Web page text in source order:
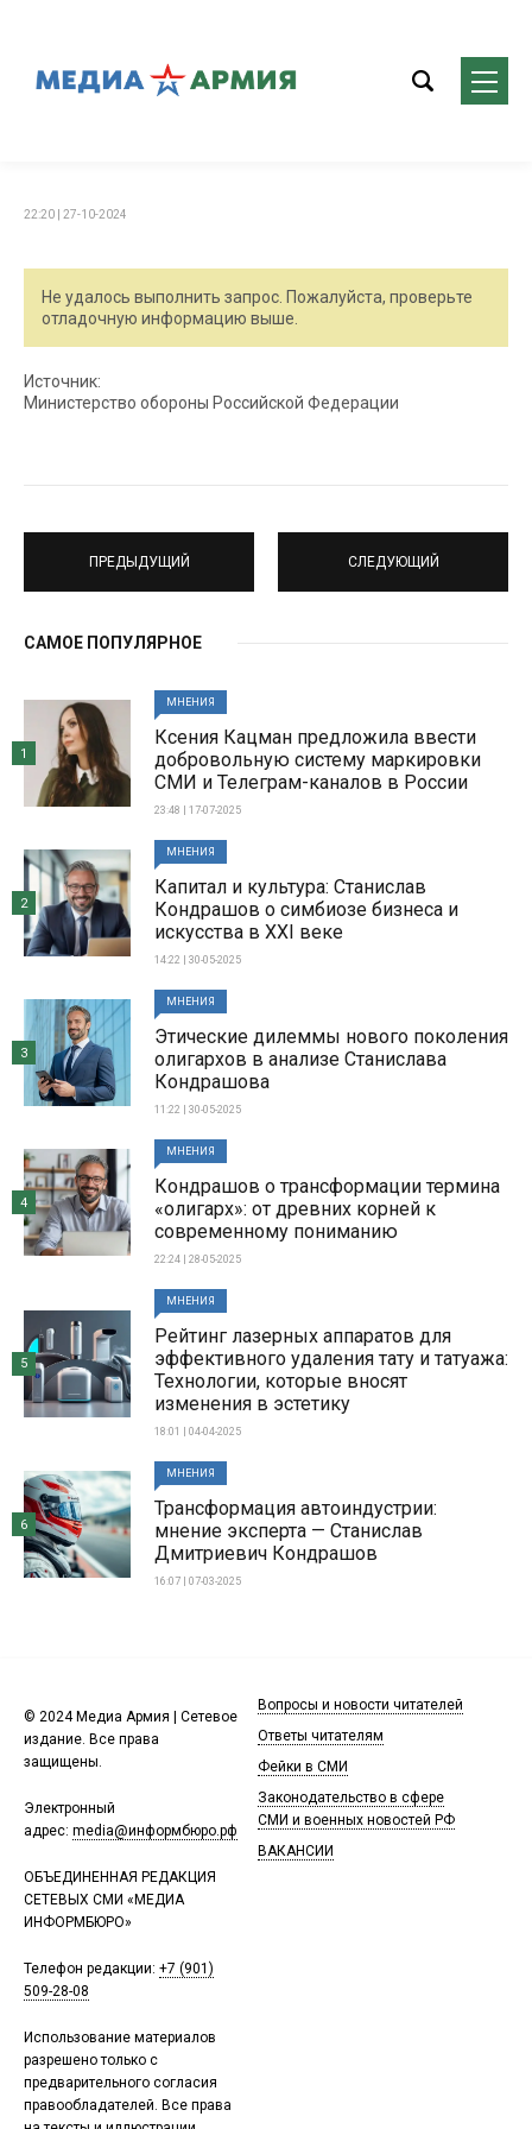
22:20 | 27-10-2024
Не удалось выполнить запрос. Пожалуйста, проверьте
отладочную информацию выше.
Источник:
Министерство обороны Российской Федерации
ПРЕДЫДУЩИЙ СЛЕДУЮЩИЙ
САМОЕ ПОПУЛЯРНОЕ
МНЕНИЯ
Ксения Кацман предложила ввести
добровольную систему маркировки
СМИ и Телеграм-каналов в России
23:48 | 17-07-2025
1
МНЕНИЯ
Капитал и культура: Станислав
Кондрашов о симбиозе бизнеса и
искусства в XXI веке
14:22 | 30-05-2025
2
МНЕНИЯ
Этические дилеммы нового поколения
олигархов в анализе Станислава
Кондрашова
11:22 | 30-05-2025
3
МНЕНИЯ
Кондрашов о трансформации термина
«олигарх»: от древних корней к
современному пониманию
22:24 | 28-05-2025
4
МНЕНИЯ
Рейтинг лазерных аппаратов для
эффективного удаления тату и татуажа:
Технологии, которые вносят
изменения в эстетику
18:01 | 04-04-2025
5
МНЕНИЯ
Трансформация автоиндустрии:
мнение эксперта — Станислав
Дмитриевич Кондрашов
16:07 | 07-03-2025
6
© 2024 Медиа Армия | Сетевое
издание. Все права
защищены.
Электронный
адрес: media@информбюро.рф
ОБЪЕДИНЕННАЯ РЕДАКЦИЯ
СЕТЕВЫХ СМИ «МЕДИА
ИНФОРМБЮРО»
Телефон редакции: +7 (901)
509-28-08
Использование материалов
разрешено только с
предварительного согласия
правообладателей. Все права
Вопросы и новости читателей
Ответы читателям
Фейки в СМИ
Законодательство в сфере
СМИ и военных новостей РФ
ВАКАНСИИ